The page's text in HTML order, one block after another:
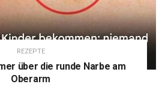
REZEPTE
über die runde Narbe am
Oberarm